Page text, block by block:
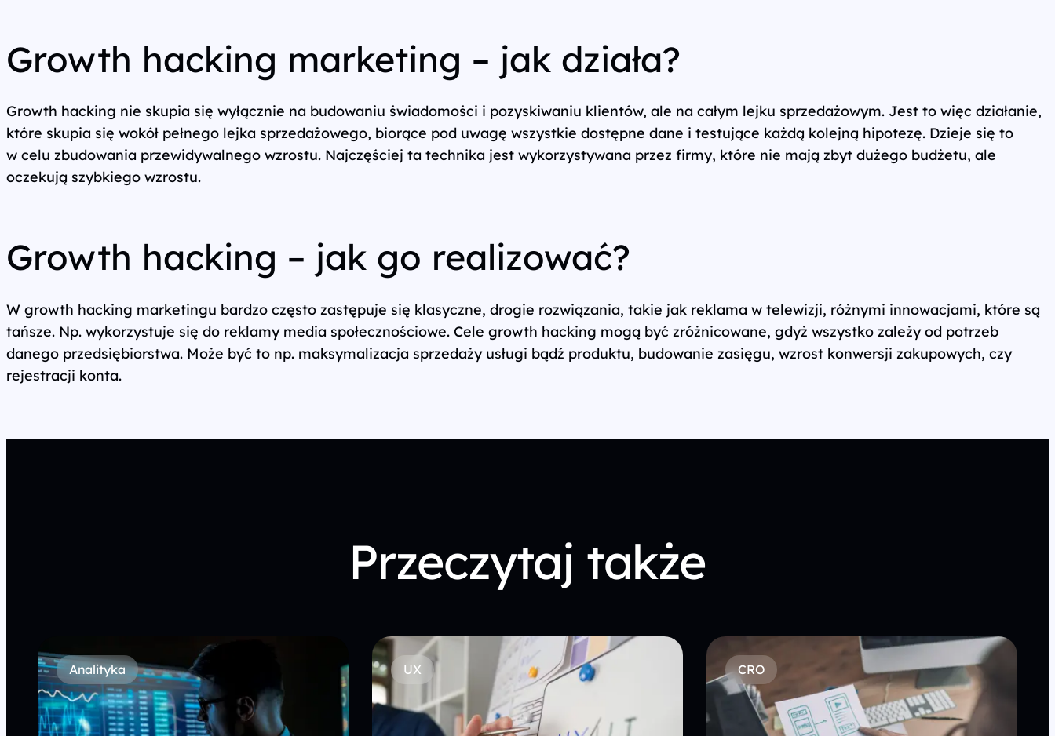
Growth hacking marketing – jak działa?
Growth hacking nie skupia się wyłącznie na budowaniu świadomości i pozyskiwaniu klientów, ale na całym lejku sprzedażowym. Jest to więc działanie,
które skupia się wokół pełnego lejka sprzedażowego, biorące pod uwagę wszystkie dostępne dane i testujące każdą kolejną hipotezę. Dzieje się to
w celu zbudowania przewidywalnego wzrostu. Najczęściej ta technika jest wykorzystywana przez firmy, które nie mają zbyt dużego budżetu, ale
oczekują szybkiego wzrostu.
Growth hacking – jak go realizować?
W growth hacking marketingu bardzo często zastępuje się klasyczne, drogie rozwiązania, takie jak reklama w telewizji, różnymi innowacjami, które są
tańsze. Np. wykorzystuje się do reklamy media społecznościowe. Cele growth hacking mogą być zróżnicowane, gdyż wszystko zależy od potrzeb
danego przedsiębiorstwa. Może być to np. maksymalizacja sprzedaży usługi bądź produktu, budowanie zasięgu, wzrost konwersji zakupowych, czy
rejestracji konta.
Przeczytaj także
Analityka UX CRO